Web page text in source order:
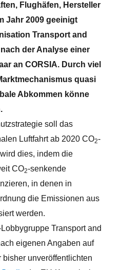
Flughäfen, Hersteller
Jahr 2009 geeinigt
Transport and
der Analyse einer
an CORSIA. Durch viel
quasi
Abkommen könne
soll das
Luftfahrt ab 2020 CO2-
dies, indemdie
CO2-senkende
in denen in
die Emissionen aus
werden.
Transport and
eigenen Angaben auf
unveröffentlichten